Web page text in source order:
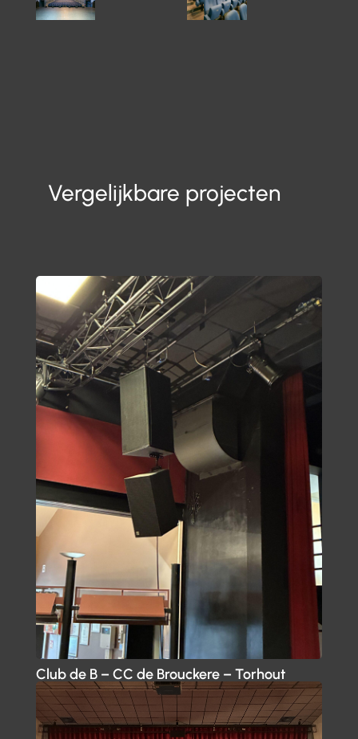
Vergelijkbare projecten
Club de B – CC de Brouckere – Torhout